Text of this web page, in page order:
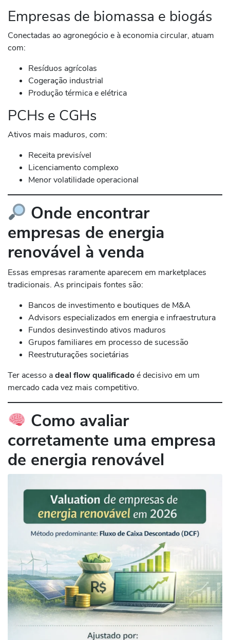
Empresas de biomassa e biogás
Conectadas ao agronegócio e à economia circular, atuam
com:
Resíduos agrícolas
Cogeração industrial
Produção térmica e elétrica
PCHs e CGHs
Ativos mais maduros, com:
Receita previsível
Licenciamento complexo
Menor volatilidade operacional
Onde encontrar
empresas de energia
renovável à venda
Essas empresas raramente aparecem em marketplaces
tradicionais. As principais fontes são:
Bancos de investimento e boutiques de M&A
Advisors especializados em energia e infraestrutura
Fundos desinvestindo ativos maduros
Grupos familiares em processo de sucessão
Reestruturações societárias
Ter acesso adeal flow qualificadoé decisivo em um
mercado cada vez mais competitivo.
Como avaliar
corretamente uma empresa
de energia renovável